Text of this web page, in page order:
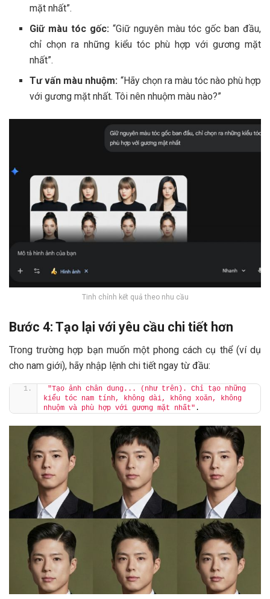
mặt nhất”.
Giữ màu tóc gốc:“Giữ nguyên màu tóc gốc ban đầu,
chỉ chọn ra những kiểu tóc phù hợp với gương mặt
nhất”.
Tư vấn màu nhuộm: “Hãy chọn ra màu tóc nào phù hợp
với gương mặt nhất. Tôi nên nhuộm màu nào?”
Tinh chỉnh kết quả theo nhu cầu
Bước 4: Tạo lại với yêu cầu chi tiết hơn
Trong trường hợp bạn muốn một phong cách cụ thể (ví dụ
cho nam giới), hãy nhập lệnh chi tiết ngay từ đầu:
"Tạo ảnh chân dung... (như trên). Chỉ tạo những
kiểu tóc nam tính, không dài, không xoăn, không
nhuộm và phù hợp với gương mặt nhất" .